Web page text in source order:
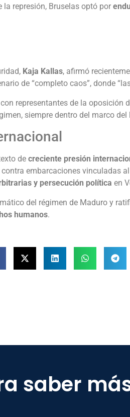
represión, Bruselas optó por
Kaja Kallas, afirmó
de “completo caos”, donde
representantes de la
siempre dentro del marco del
de creciente presión
embarcaciones vinculadas
y persecución política en
del régimen de Maduro y
humanos.
saber